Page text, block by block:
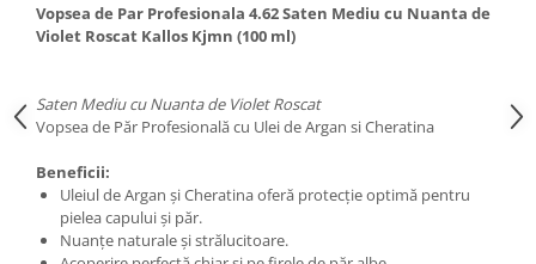
Oja si lac de unghii
Accesorii manichiura & pedichiura
Seturi cadou
Vopsea de Par Profesionala 4.62 Saten Mediu cu Nuanta de
Violet Roscat Kallos Kjmn (100 ml)
Saten Mediu cu Nuanta de Violet Roscat
Vopsea de Păr Profesională cu Ulei de Argan si Cheratina
Beneficii:
Uleiul de Argan şi Cheratina oferă protecţie optimă pentru
pielea capului şi păr.
Nuanţe naturale şi strălucitoare.